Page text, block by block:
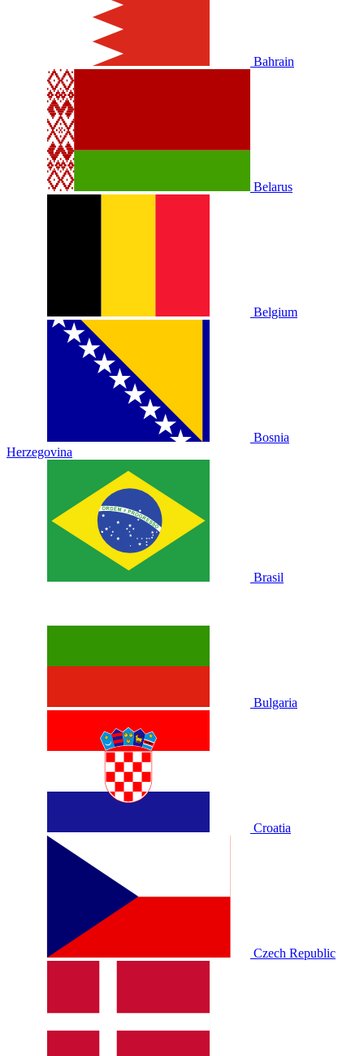
Bahrain
Belarus
Belgium
Bosnia
Herzegovina
Brasil
Bulgaria
Croatia
Czech Republic